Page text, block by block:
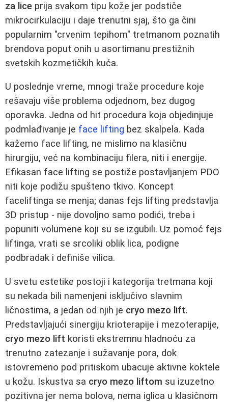
za lice prija svakom tipu kože jer podstiče
mikrocirkulaciju i daje trenutni sjaj, što ga čini
popularnim "crvenim tepihom" tretmanom poznatih
brendova poput onih u asortimanu prestižnih
svetskih kozmetičkih kuća.
U poslednje vreme, mnogi traže procedure koje
rešavaju više problema odjednom, bez dugog
oporavka. Jedna od hit procedura koja objedinjuje
podmlađivanje je face lifting bez skalpela. Kada
kažemo face lifting, ne mislimo na klasičnu
hirurgiju, već na kombinaciju filera, niti i energije.
Efikasan face lifting se postiže postavljanjem PDO
niti koje podižu spušteno tkivo. Koncept
faceliftinga se menja; danas fejs lifting predstavlja
3D pristup - nije dovoljno samo podići, treba i
popuniti volumene koji su se izgubili. Uz pomoć fejs
liftinga, vrati se srcoliki oblik lica, podigne
podbradak i definiše vilica.
U svetu estetike postoji i kategorija tretmana koji
su nekada bili namenjeni isključivo slavnim
ličnostima, a jedan od njih je cryo mezo lift.
Predstavljajući sinergiju krioterapije i mezoterapije,
cryo mezo lift koristi ekstremnu hladnoću za
trenutno zatezanje i sužavanje pora, dok
istovremeno pod pritiskom ubacuje aktivne koktele
u kožu. Iskustva sa cryo mezo liftom su izuzetno
pozitivna jer nema bolova, nema iglica u klasičnom